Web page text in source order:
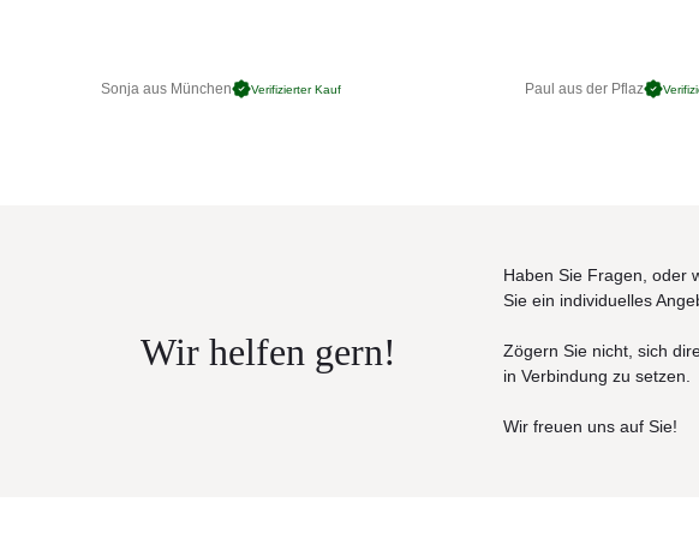
Sonja aus München Verifizierter Kauf Paul aus der Pflaz
Wir helfen gern!
Haben Sie Fragen, oder
Sie ein individuelles
Zögern Sie nicht, sich
in Verbindung zu setzen.
Wir freuen uns auf Sie!